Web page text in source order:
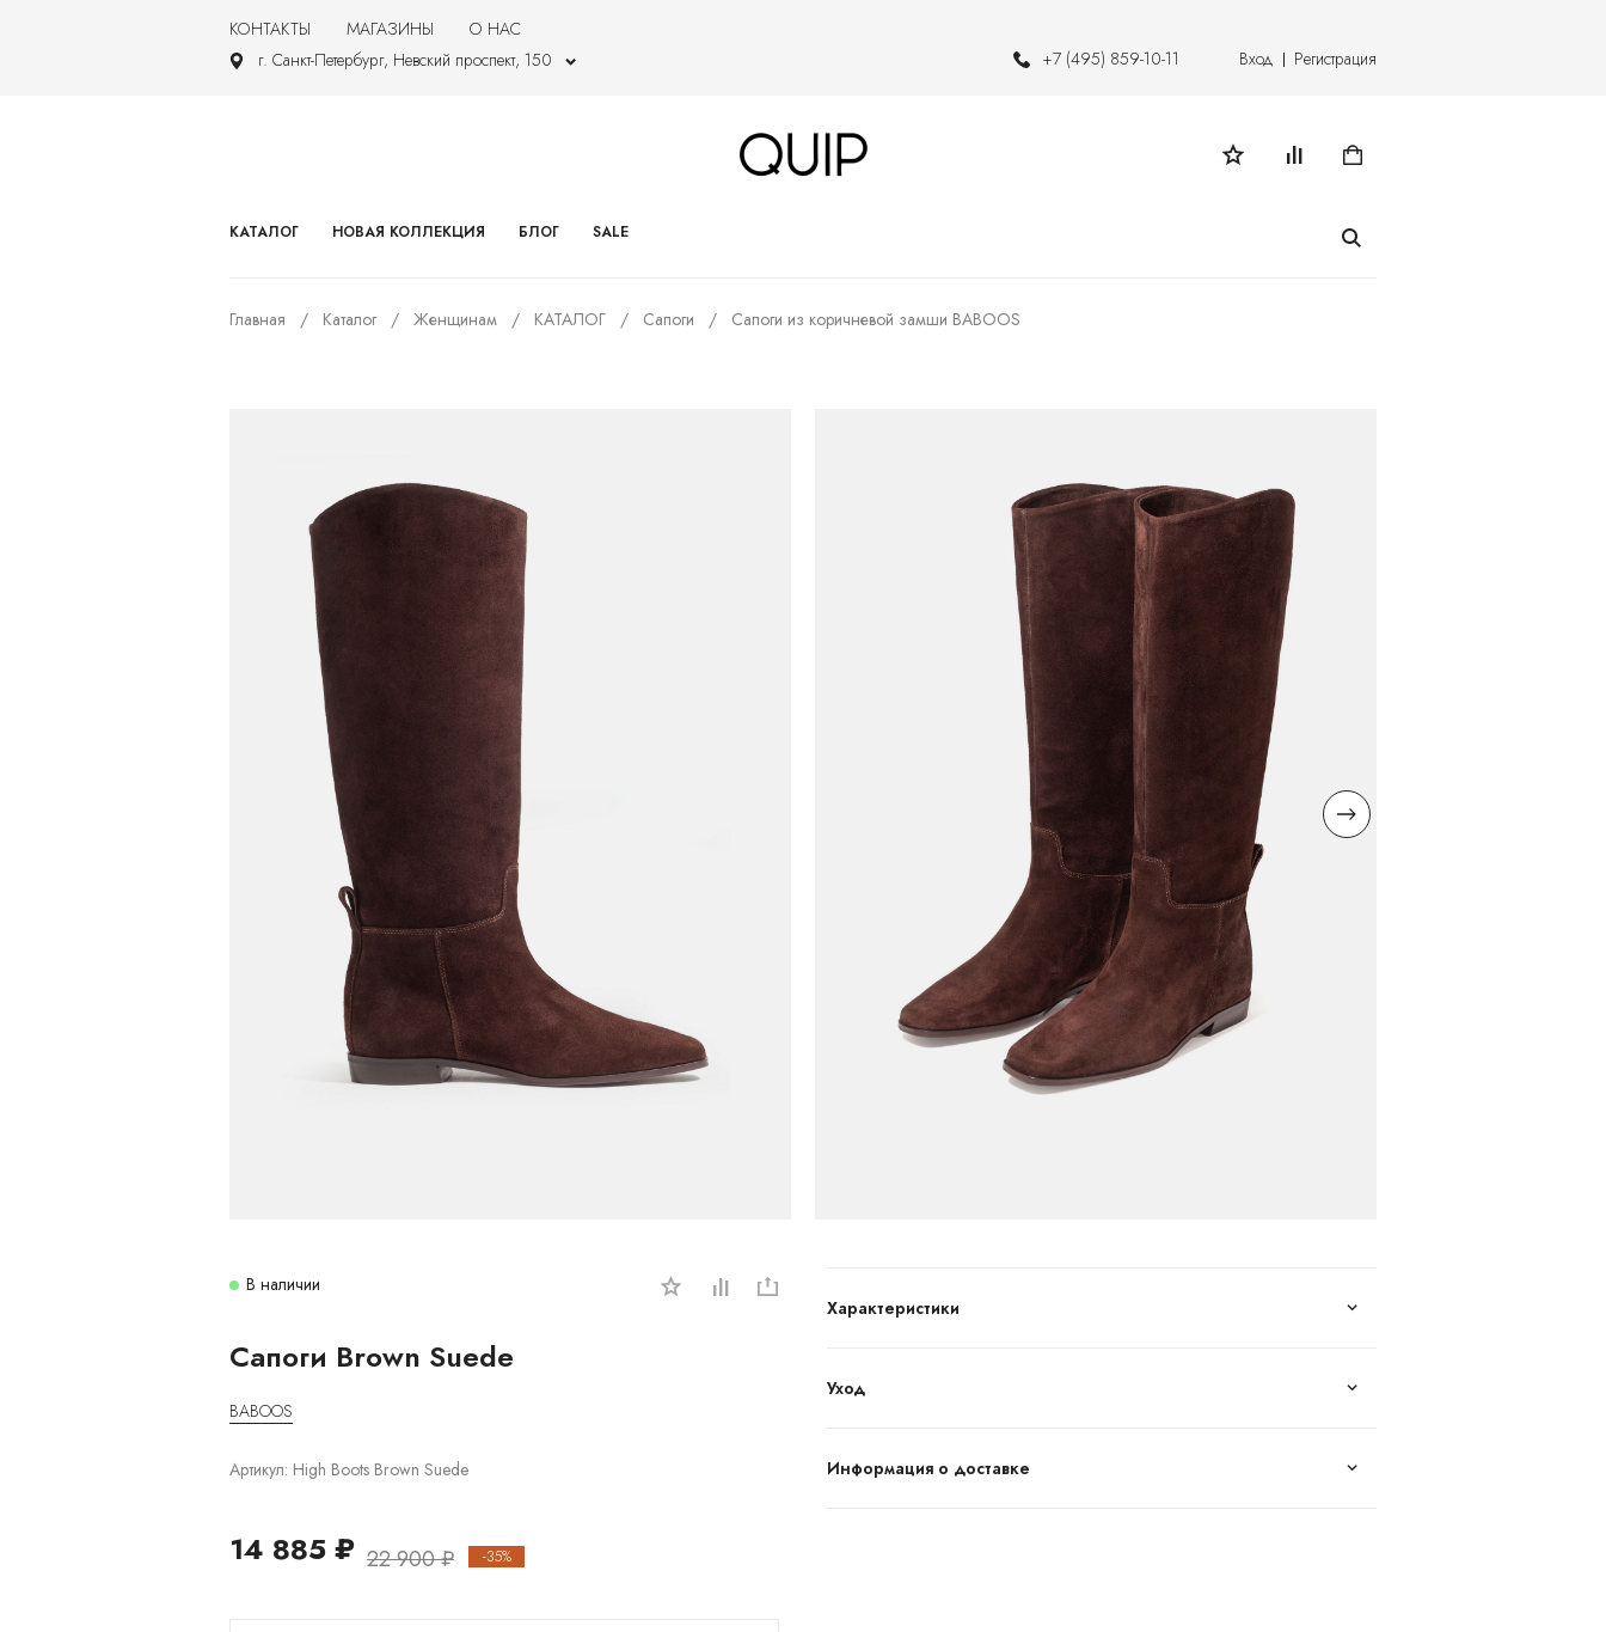
КОНТАКТЫ МАГАЗИНЫ
О НАС
г. Санкт-Петербург, Невский проспект, 150
+7 (495) 859-10-11 Вход Регистрация
КАТАЛОГ НОВАЯ КОЛЛЕКЦИЯ БЛОГ SALE
Главная Каталог Женщинам КАТАЛОГ Сапоги Сапоги из коричневой замши BABOOS
В наличии
Сапоги Brown Suede
BABOOS
Артикул: High Boots Brown Suede
14 885 ₽ 22 900 ₽ -35%
Характеристики
Уход
Информация о доставке